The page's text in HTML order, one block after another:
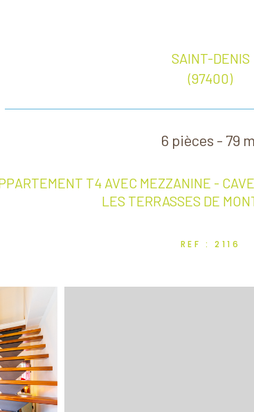
SAINT-DENIS
(97400)
6 pièces - 79
T4 AVEC MEZZANINE -
LES TERRASSES DE
REF : 2116